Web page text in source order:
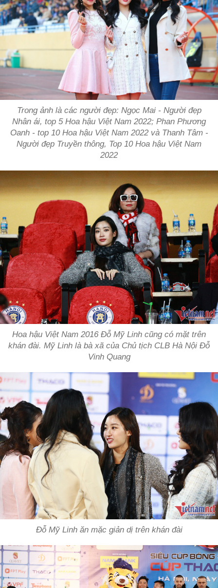
Trong ảnh là các người đẹp: Ngọc Mai - Người đẹp
Nhân ái, top 5 Hoa hậu Việt Nam 2022; Phan Phương
Oanh - top 10 Hoa hậu Việt Nam 2022 và Thanh Tâm -
Người đẹp Truyền thông, Top 10 Hoa hậu Việt Nam
2022
Hoa hậu Việt Nam 2016 Đỗ Mỹ Linh cũng có mặt trên
khán đài. Mỹ Linh là bà xã của Chủ tịch CLB Hà Nội Đỗ
Vinh Quang
Đỗ Mỹ Linh ăn mặc giản dị trên khán đài